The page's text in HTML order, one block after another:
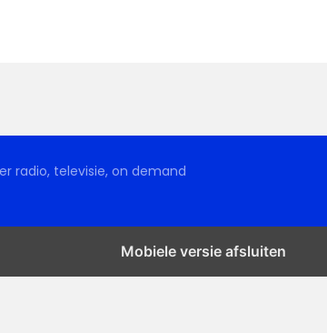
radio, televisie, on demand
Mobiele versie afsluiten